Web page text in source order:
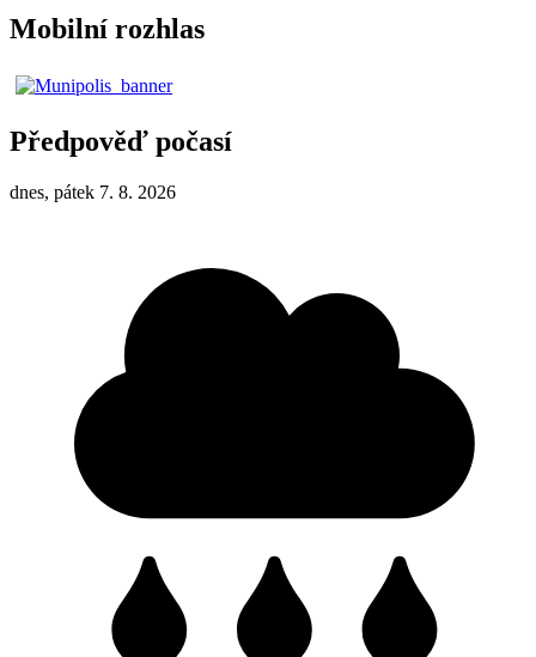
Mobilní rozhlas
Předpověď počasí
dnes, pátek 7. 8. 2026